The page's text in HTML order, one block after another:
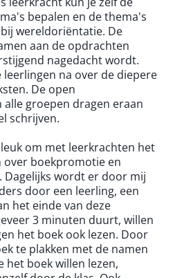
bepalen en de thema's
wereldoriëntatie. De
aan de opdrachten
nagedacht wordt.
na over de diepere
De open
groepen dragen eraan
schrijven.
om met leerkrachten het
over boekpromotie en
Dagelijks wordt er door mij
door een leerling, een
het einde van deze
3 minuten duurt, willen
het boek ook lezen. Door
te plakken met de namen
het boek willen lezen,